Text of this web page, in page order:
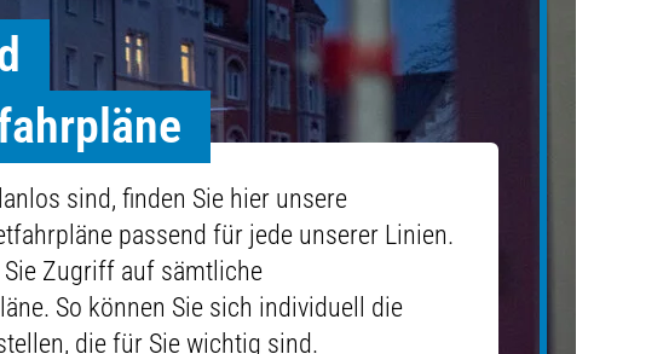
sind, finden Sie hier unsere
passend für jede unserer Linien.
Sie Zugriff auf sämtliche
So können Sie sich individuell die
die für Sie wichtig sind.